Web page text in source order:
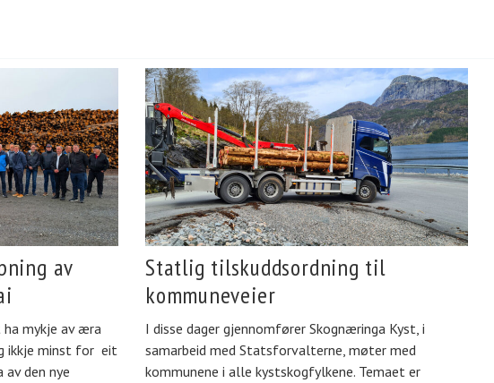
av
mykje av æra
ikkje minst for eit
den nye
Statlig tilskuddsordning til
kommuneveier
I disse dager gjennomfører Skognæringa Kyst, i
samarbeid med Statsforvalterne, møter med
kommunene i alle kystskogfylkene. Temaet er